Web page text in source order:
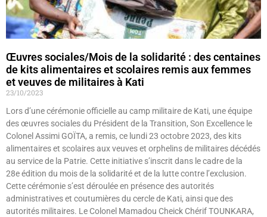
Œuvres sociales/Mois de la solidarité : des centaines
de kits alimentaires et scolaires remis aux femmes
et veuves de militaires à Kati
23/10/2023
Lors d’une cérémonie officielle au camp militaire de Kati, une équipe
des œuvres sociales du Président de la Transition, Son Excellence le
Colonel Assimi GOÏTA, a remis, ce lundi 23 octobre 2023, des kits
alimentaires et scolaires aux veuves et orphelins de militaires décédés
au service de la Patrie. Cette initiative s’inscrit dans le cadre de la
28e édition du mois de la solidarité et de la lutte contre l’exclusion.
Cette cérémonie s’est déroulée en présence des autorités
administratives et coutumières du cercle de Kati, ainsi que des
autorités militaires. Le Colonel Mamadou Cheick Chérif TOUNKARA,